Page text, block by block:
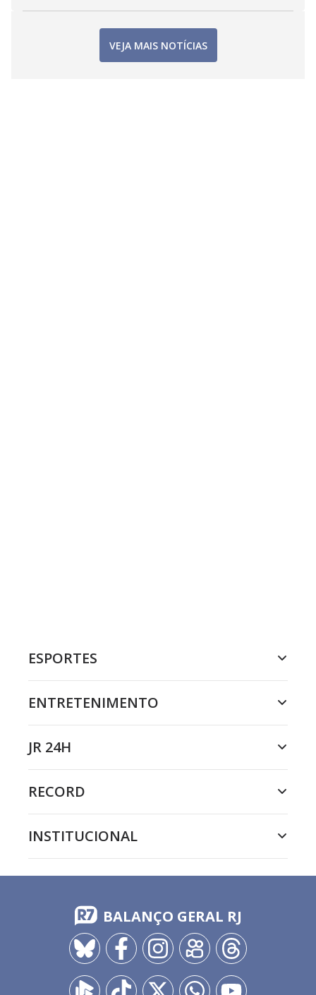
VEJA MAIS NOTÍCIAS
ESPORTES
ENTRETENIMENTO
JR 24H
RECORD
INSTITUCIONAL
BALANÇO GERAL RJ